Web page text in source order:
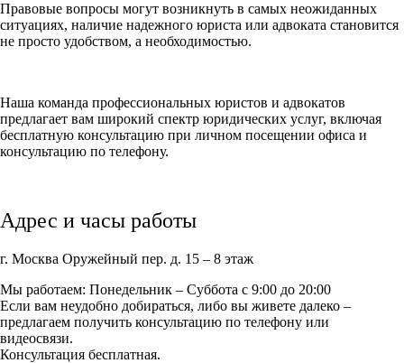
Правовые вопросы могут возникнуть в самых неожиданных
ситуациях, наличие надежного юриста или адвоката становится
не просто удобством, а необходимостью.
Наша команда профессиональных юристов и адвокатов
предлагает вам широкий спектр юридических услуг, включая
бесплатную консультацию при личном посещении офиса и
консультацию по телефону.
Адрес и часы работы
г. Москва Оружейный пер. д. 15 – 8 этаж
Мы работаем: Понедельник – Суббота с 9:00 до 20:00
Если вам неудобно добираться, либо вы живете далеко –
предлагаем получить консультацию по телефону или
видеосвязи.
Консультация бесплатная.